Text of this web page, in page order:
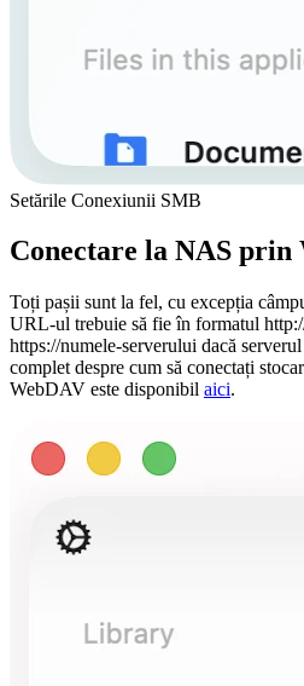
Setările Conexiunii SMB
Conectare la NAS prin
Toți pașii sunt la fel, cu excepția
URL-ul trebuie să fie în formatul
https://numele-serverului dacă
complet despre cum să conectați
WebDAV este disponibil aici.